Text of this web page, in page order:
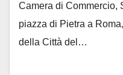
Camera di Commercio,
piazza di Pietra a
della Città del…